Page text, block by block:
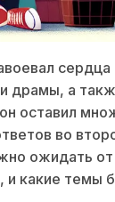
сердца
драмы, а
оставил
во
ожидать
и какие темы